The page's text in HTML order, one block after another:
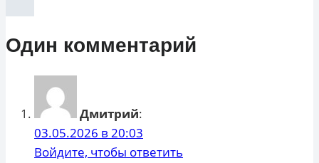
Один комментарий
Дмитрий:
03.05.2026 в 20:03
Войдите, чтобы ответить